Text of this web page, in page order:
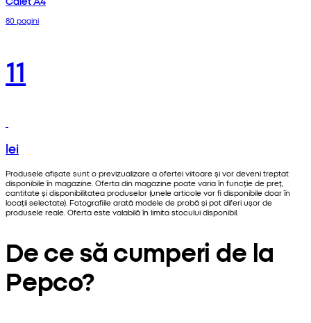
80 pagini
11
lei
Produsele afișate sunt o previzualizare a ofertei viitoare și vor deveni treptat
disponibile în magazine. Oferta din magazine poate varia în funcție de preț,
cantitate și disponibilitatea produselor (unele articole vor fi disponibile doar în
locații selectate). Fotografiile arată modele de probă și pot diferi ușor de
produsele reale. Oferta este valabilă în limita stocului disponibil.
De ce să cumperi de la
Pepco?